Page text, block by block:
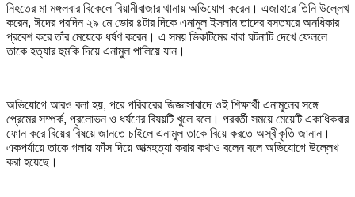
নিহতের মা মঙ্গলবার বিকেলে বিয়ানীবাজার থানায় অভিযোগ করেন। এজাহারে তিনি উল্লেখ
করেন, ঈদের পরদিন ২৯ মে ভোর ৪টার দিকে এনামুল ইসলাম তাদের বসতঘরে অনধিকার
প্রবেশ করে তাঁর মেয়েকে ধর্ষণ করেন। এ সময় ভিকটিমের বাবা ঘটনাটি দেখে ফেললে
তাকে হত্যার হুমকি দিয়ে এনামুল পালিয়ে যান।
অভিযোগে আরও বলা হয়, পরে পরিবারের জিজ্ঞাসাবাদে ওই শিক্ষার্থী এনামুলের সঙ্গে
প্রেমের সম্পর্ক, প্রলোভন ও ধর্ষণের বিষয়টি খুলে বলে। পরবর্তী সময়ে মেয়েটি একাধিকবার
ফোন করে বিয়ের বিষয়ে জানতে চাইলে এনামুল তাকে বিয়ে করতে অস্বীকৃতি জানান।
একপর্যায়ে তাকে গলায় ফাঁস দিয়ে আত্মহত্যা করার কথাও বলেন বলে অভিযোগে উল্লেখ
করা হয়েছে।